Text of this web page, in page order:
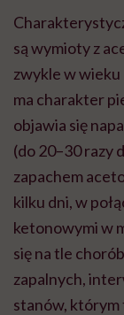
są wymioty z
zwykle w wieku
ma charakter
objawia się
(do 20–30 razy
zapachem
kilku dni, w
ketonowymi w
się na tle
zapalnych,
stanów, którym